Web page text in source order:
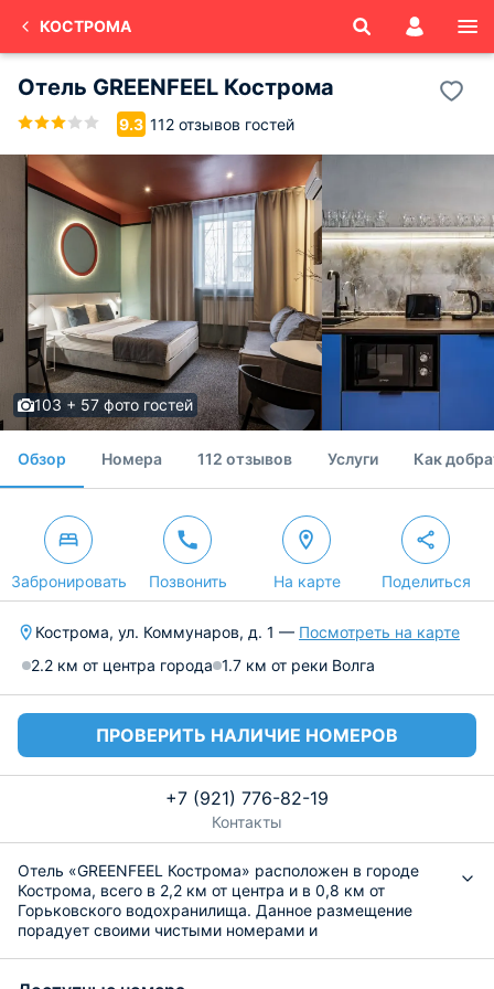
КОСТРОМА
Отель GREENFEEL Кострома
9.3 112 отзывов гостей
103 + 57 фото гостей
Обзор Номера 112 отзывов Услуги Как
Забронировать Позвонить На карте Поделиться
Кострома, ул. Коммунаров, д. 1 — Посмотреть на карте
2.2 км от центра города 1.7 км от реки Волга
ПРОВЕРИТЬ НАЛИЧИЕ НОМЕРОВ
+7 (921) 776-82-19
Контакты
Отель «GREENFEEL Кострома» расположен в городе
Кострома, всего в 2,2 км от центра и в 0,8 км от
Горьковского водохранилища. Данное размещение
порадует своими чистыми номерами и